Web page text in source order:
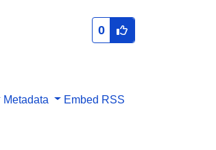
0
Metadata Embed RSS